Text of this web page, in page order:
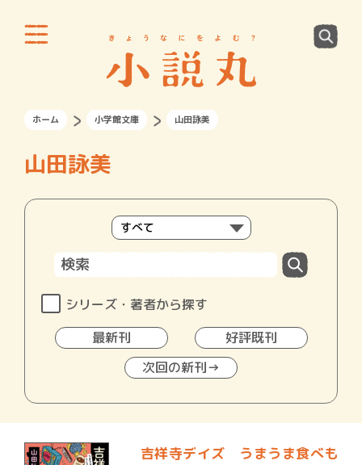
ホーム 小学館文庫 山田詠美
山田詠美
シリーズ・著者から探す
最新刊
好評既刊
次回の新刊→
吉祥寺デイズ うまうま食べも